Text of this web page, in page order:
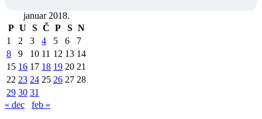
januar 2018.
P U S Č P S N
1
2 3 4 5 6
7
8
9 10 11 12 13 14
15 16 17 18 19 20 21
22 23 24 25 26 27 28
29 30 31
« dec
feb »